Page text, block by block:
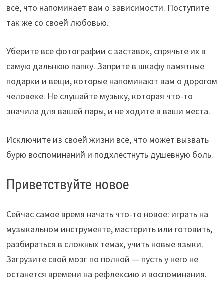
всё, что напоминает вам о зависимости. Поступите
так же со своей любовью.
Уберите все фотографии с заставок, спрячьте их в
самую дальнюю папку. Заприте в шкафу памятные
подарки и вещи, которые напоминают вам о дорогом
человеке. Не слушайте музыку, которая что-то
значила для вашей пары, и не ходите в ваши места.
Исключите из своей жизни всё, что может вызвать
бурю воспоминаний и подхлестнуть душевную боль.
Приветствуйте новое
Сейчас самое время начать что-то новое: играть на
музыкальном инструменте, мастерить или готовить,
разбираться в сложных темах, учить новые языки.
Загрузите свой мозг по полной — пусть у него не
останется времени на рефлексию и воспоминания.